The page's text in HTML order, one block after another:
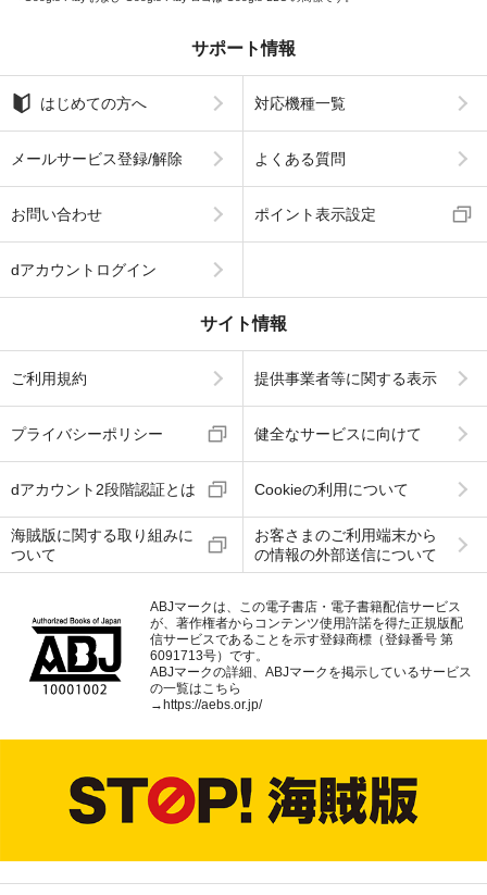
サポート情報
はじめての方へ 対応機種一覧
メールサービス登録/解除 よくある質問
お問い合わせ ポイント表示設定
dアカウントログイン
サイト情報
ご利用規約 提供事業者等に関する表示
プライバシーポリシー 健全なサービスに向けて
dアカウント2段階認証とは Cookieの利用について
海賊版に関する取り組みに
ついて
お客さまのご利用端末から
の情報の外部送信について
ABJマークは、この電子書店・電子書籍配信サービス
が、著作権者からコンテンツ使用許諾を得た正規版配
信サービスであることを示す登録商標（登録番号 第
6091713号）です。
ABJマークの詳細、ABJマークを掲示しているサービス
の一覧はこちら
→https://aebs.or.jp/